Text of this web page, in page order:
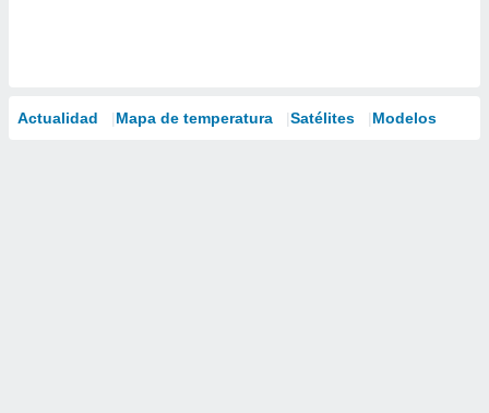
Actualidad Mapa de temperatura Satélites Modelos